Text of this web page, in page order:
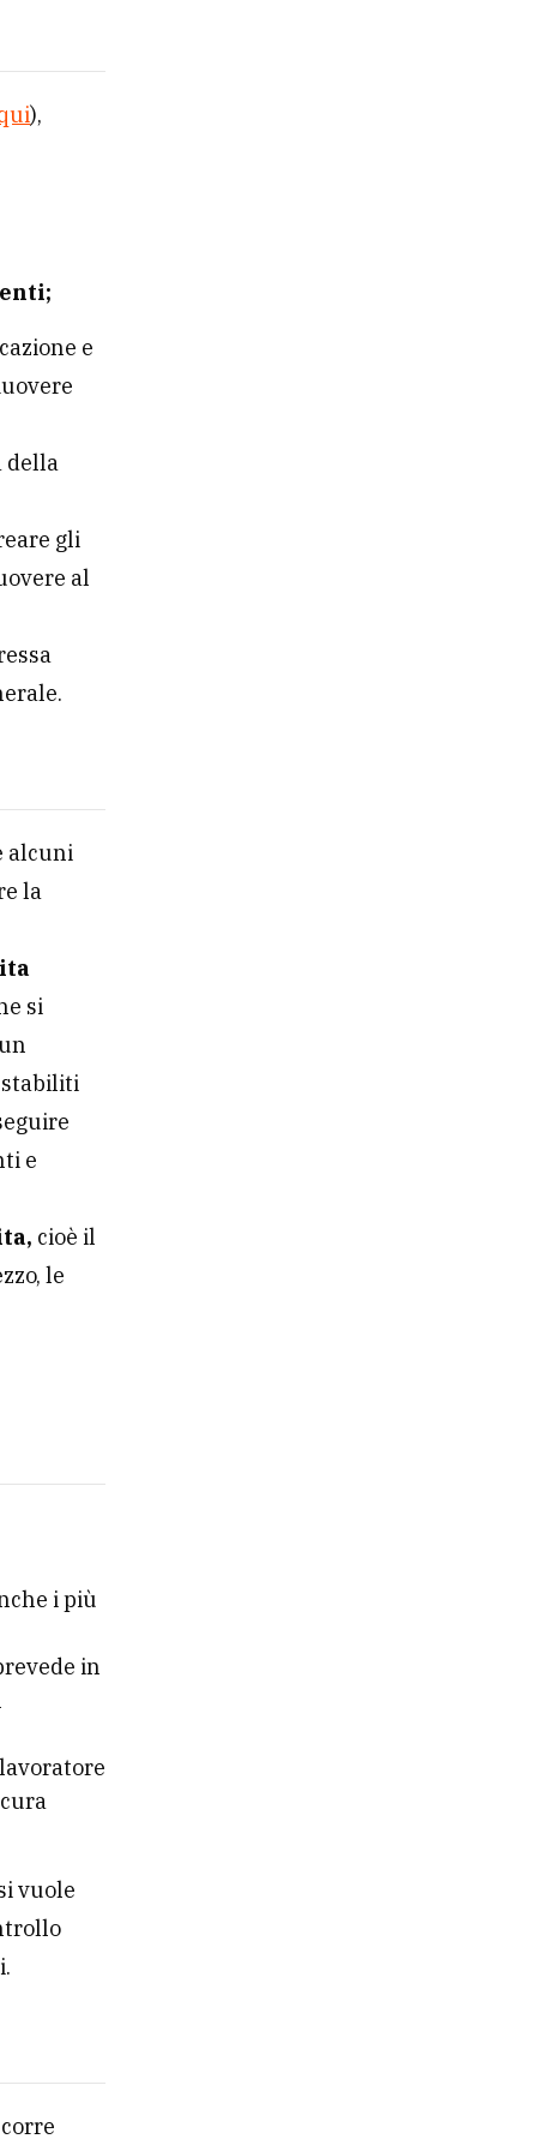
),
e
della
gli
al
alcuni
la
si
stabiliti
e
cioè il
le
i più
in
vuole